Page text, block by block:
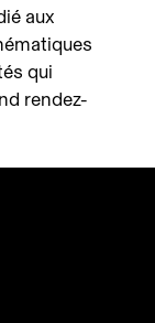
aux
qui
rendez-